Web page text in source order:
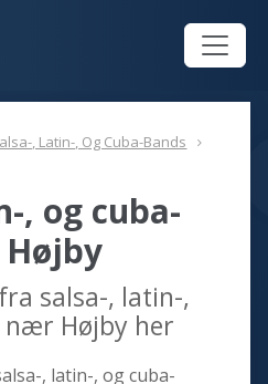
, Latin-, Og Cuba-Bands
, og cuba-
salsa-, latin-,
nær Højby her
, latin-, og cuba-